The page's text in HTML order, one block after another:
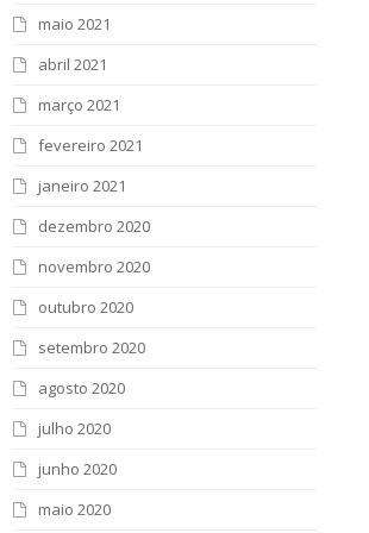
maio 2021
abril 2021
março 2021
fevereiro 2021
janeiro 2021
dezembro 2020
novembro 2020
outubro 2020
setembro 2020
agosto 2020
julho 2020
junho 2020
maio 2020